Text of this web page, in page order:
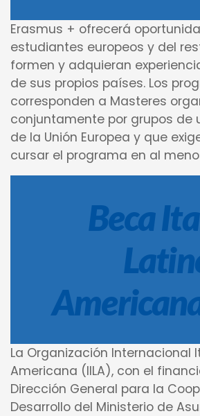
Erasmus + ofrecerá
estudiantes europeos y del
formen y adquieran
de sus propios países. Los
corresponden a Masteres
conjuntamente por grupos de
de la Unión Europea y que
cursar el programa en al
Beca
La Organización Internacional
Americana (IILA), con el
Dirección General para la
Desarrollo del Ministerio de